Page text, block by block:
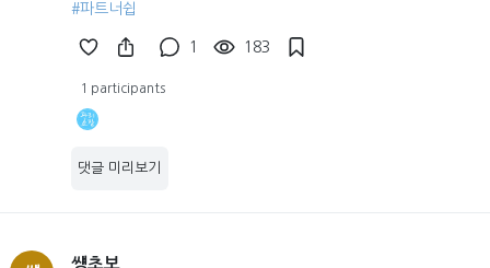
#파트너쉽
1 183
1 participants
댓글 미리보기
썡초보